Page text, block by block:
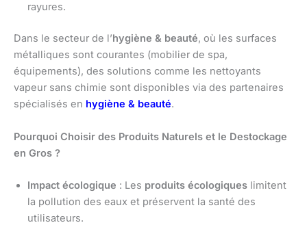
rayures.
Dans le secteur de l’hygiène & beauté, où les surfaces
métalliques sont courantes (mobilier de spa,
équipements), des solutions comme les nettoyants
vapeur sans chimie sont disponibles via des partenaires
spécialisés en hygiène & beauté.
Pourquoi Choisir des Produits Naturels et le Destockage
en Gros ?
Impact écologique : Les produits écologiques limitent
la pollution des eaux et préservent la santé des
utilisateurs.